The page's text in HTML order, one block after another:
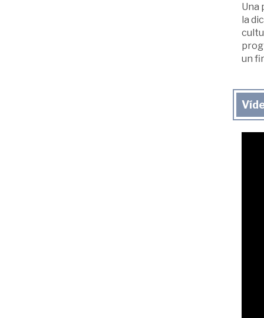
Una
la
un